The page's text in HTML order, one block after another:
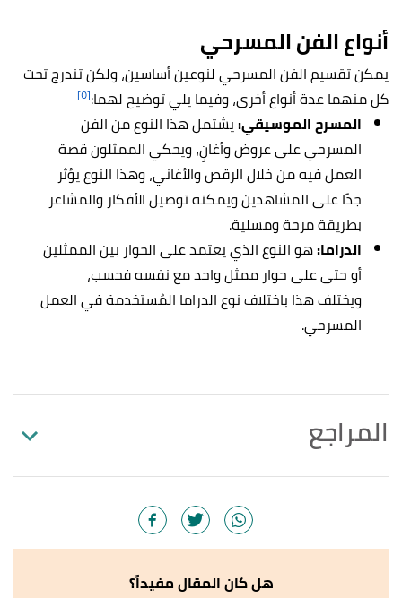
أنواع الفن المسرحي
يمكن تقسيم الفن المسرحي لنوعين أساسين، ولكن تندرج تحت
كل منهما عدة أنواع أخرى، وفيما يلي توضيح لهما:[٥]
المسرح الموسيقي:يشتمل هذا النوع من الفن
المسرحي على عروض وأغانٍ، ويحكي الممثلون قصة
العمل فيه من خلال الرقص والأغاني، وهذا النوع يؤثر
جدًا على المشاهدين ويمكنه توصيل الأفكار والمشاعر
بطريقة مرحة ومسلية.
الدراما:هو النوع الذي يعتمد على الحوار بين الممثلين
أو حتى على حوار ممثل واحد مع نفسه فحسب،
ويختلف هذا باختلاف نوع الدراما المُستخدمة في العمل
المسرحي.
المراجع
↑
"Theatre Arts"
,avc, Retrieved 22/11/2021. Edited.
هل كان المقال مفيداً؟